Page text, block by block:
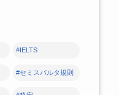
#IELTS
#セミスパルタ規則